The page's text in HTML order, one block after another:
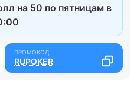
на 50 по пятницам в
RUPOKER